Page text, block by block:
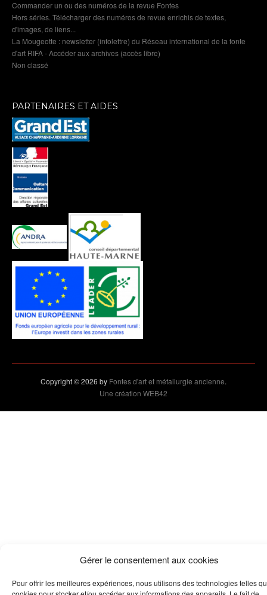
Gérer le consentement aux cookies
Pour offrir les meilleures expériences, nous utilisons des technologies telles
Commander un ou des numéros de la revue Fontes
Hors séries. Télécharger des numéros de revue enrichis de textes,
d'images, de liens...
La Mougeotte : newsletter (infolettre) du Réseau international de la fonte
d'art RIFA - Accéder aux archives (accès libre)
Non classé
PARTENAIRES ET AIDES
Copyright © 2026 by Fontes d'art et métallurgie ancienne.
Une création WEB42